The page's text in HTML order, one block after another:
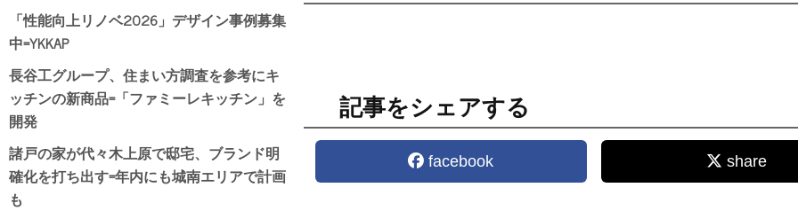
記事をシェアする
facebook share
「性能向上リノベ2026」デザイン事例募集
中=YKKAP
長谷工グループ、住まい方調査を参考にキ
ッチンの新商品=「ファミーレキッチン」を
開発
諸戸の家が代々木上原で邸宅、ブランド明
確化を打ち出す=年内にも城南エリアで計画
も